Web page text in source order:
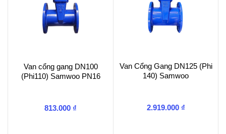
Van cổng gang DN100
(Phi110) Samwoo PN16
813.000 ₫
Van Cổng Gang DN125 (Phi
140) Samwoo
2.919.000 ₫